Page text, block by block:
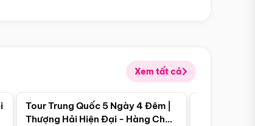
Xem tất cả
Điểm nổi bật
Tour Trung Quốc 5 Ngày 4 Đêm |
Thượng Hải Hiện Đại - Hàng Châu